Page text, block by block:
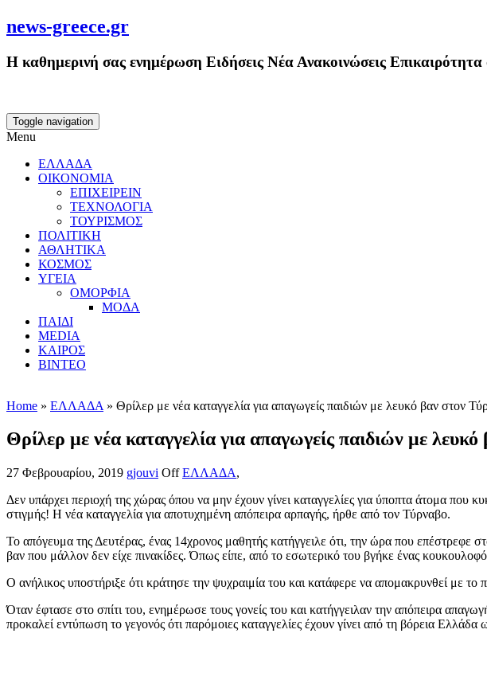
news-greece.gr
Η καθημερινή σας ενημέρωση Ειδήσεις Νέα Ανακοινώσεις
Toggle navigation
Menu
ΕΛΛΑΔΑ
ΟΙΚΟΝΟΜΙΑ
ΕΠΙΧΕΙΡΕΙΝ
ΤΕΧΝΟΛΟΓΙΑ
ΤΟΥΡΙΣΜΟΣ
ΠΟΛΙΤΙΚΗ
ΑΘΛΗΤΙΚΑ
ΚΟΣΜΟΣ
ΥΓΕΙΑ
ΟΜΟΡΦΙΑ
ΜΟΔΑ
ΠΑΙΔΙ
MEDIA
ΚΑΙΡΟΣ
ΒΙΝΤΕΟ
Home » ΕΛΛΑΔΑ » Θρίλερ με νέα καταγγελία για απαγωγείς παιδιών με λευκό βαν στον
Θρίλερ με νέα καταγγελία για απαγωγείς παιδιών με
27 Φεβρουαρίου, 2019 gjouvi Off ΕΛΛΑΔΑ,
Δεν υπάρχει περιοχή της χώρας όπου να μην έχουν γίνει καταγγελίες για ύποπτα άτομα που
στιγμής! Η νέα καταγγελία για αποτυχημένη απόπειρα αρπαγής, ήρθε από τον Τύρναβο.
Το απόγευμα της Δευτέρας, ένας 14χρονος μαθητής κατήγγειλε ότι, την ώρα που
βαν που μάλλον δεν είχε πινακίδες. Όπως είπε, από το εσωτερικό του βγήκε ένας
Ο ανήλικος υποστήριξε ότι κράτησε την ψυχραιμία του και κατάφερε να απομακρυνθεί με το
Όταν έφτασε στο σπίτι του, ενημέρωσε τους γονείς του και κατήγγειλαν την απόπειρα
προκαλεί εντύπωση το γεγονός ότι παρόμοιες καταγγελίες έχουν γίνει από τη βόρεια Ελλάδα